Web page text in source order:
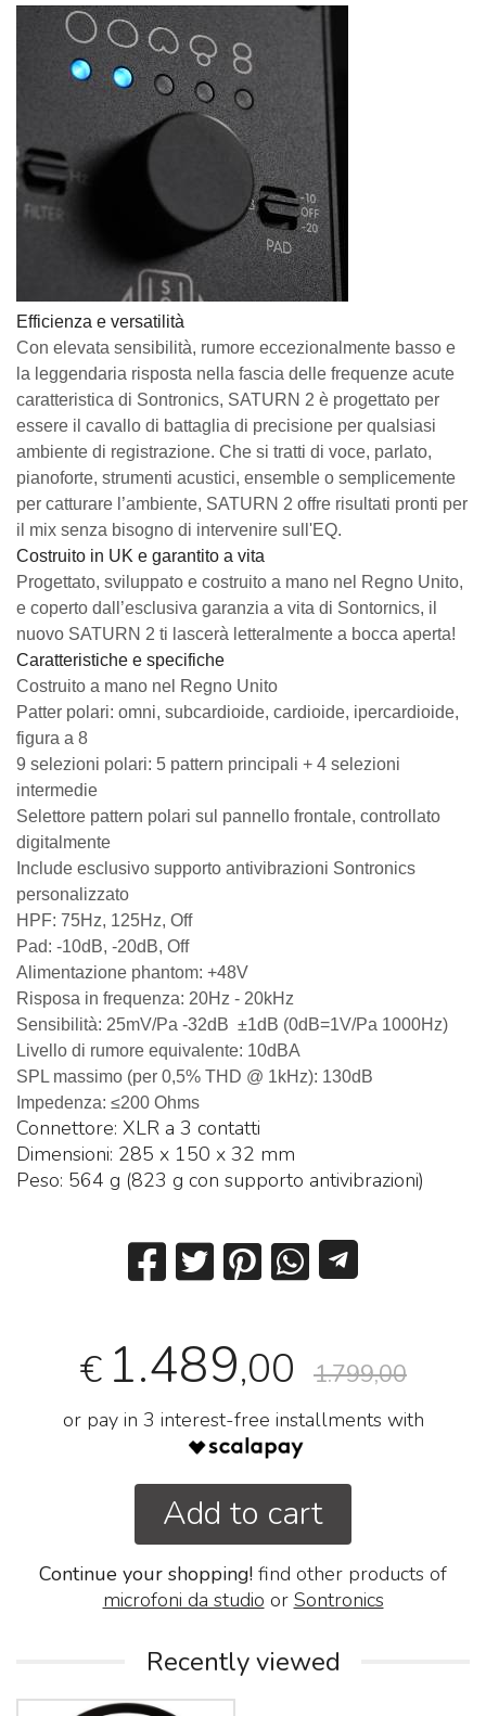
Efficienza e versatilità
Con elevata sensibilità, rumore eccezionalmente basso e
la leggendaria risposta nella fascia delle frequenze acute
caratteristica di Sontronics, SATURN 2 è progettato per
essere il cavallo di battaglia di precisione per qualsiasi
ambiente di registrazione. Che si tratti di voce, parlato,
pianoforte, strumenti acustici, ensemble o semplicemente
per catturare l’ambiente, SATURN 2 offre risultati pronti per
il mix senza bisogno di intervenire sull'EQ.
Costruito in UK e garantito a vita
Progettato, sviluppato e costruito a mano nel Regno Unito,
e coperto dall’esclusiva garanzia a vita di Sontornics, il
nuovo SATURN 2 ti lascerà letteralmente a bocca aperta!
Caratteristiche e specifiche
Costruito a mano nel Regno Unito
Patter polari: omni, subcardioide, cardioide, ipercardioide,
figura a 8
9 selezioni polari: 5 pattern principali + 4 selezioni
intermedie
Selettore pattern polari sul pannello frontale, controllato
digitalmente
Include esclusivo supporto antivibrazioni Sontronics
personalizzato
HPF: 75Hz, 125Hz, Off
Pad: -10dB, -20dB, Off
Alimentazione phantom: +48V
Risposa in frequenza: 20Hz - 20kHz
Sensibilità: 25mV/Pa -32dB ±1dB (0dB=1V/Pa 1000Hz)
Livello di rumore equivalente: 10dBA
SPL massimo (per 0,5% THD @ 1kHz): 130dB
Impedenza: ≤200 Ohms
Connettore: XLR a 3 contatti
Dimensioni: 285 x 150 x 32 mm
Peso: 564 g (823 g con supporto antivibrazioni)
€ 1.489,00 1.799,00
or pay in 3 interest-free installments with
Add to cart
Continue your shopping! find other products of
microfoni da studio or Sontronics
Recently viewed